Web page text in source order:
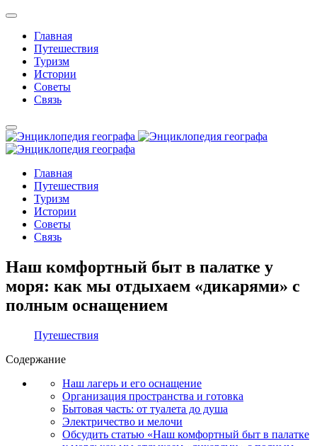
Главная
Путешествия
Туризм
Истории
Советы
Связь
Главная
Путешествия
Туризм
Истории
Советы
Связь
Наш комфортный быт в палатке у
моря: как мы отдыхаем «дикарями» с
полным оснащением
Путешествия
Содержание
Наш лагерь и его оснащение
Организация пространства и готовка
Бытовая часть: от туалета до душа
Электричество и мелочи
Обсудить статью «Наш комфортный быт в палатке